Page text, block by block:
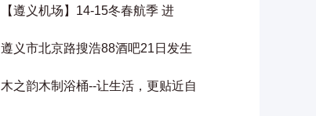
【遵义机场】14-15冬春航季 进
遵义市北京路搜浩88酒吧21日发生
木之韵木制浴桶--让生活，更贴近自